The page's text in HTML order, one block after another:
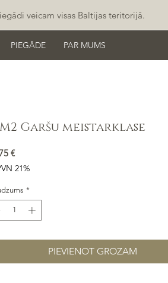
veicam visas Baltijas teritorijā.
PIEGĀDE PAR MUMS
Garšu meistarklase
€Cena
21%
*
PIEVIENOT GROZAM